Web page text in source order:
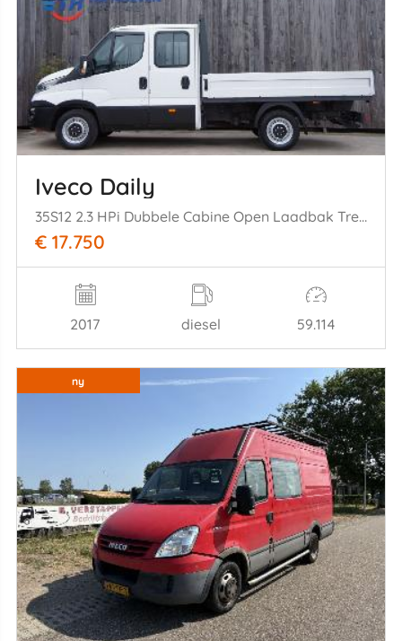
Iveco Daily
35S12 2.3 HPi Dubbele Cabine Open Laadbak Trekhaak 85KW Euro 6
€ 17.750
2017 diesel 59.114
ny